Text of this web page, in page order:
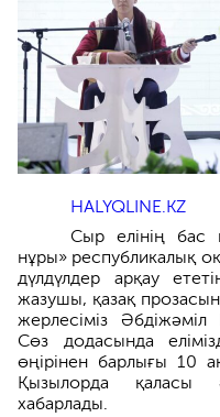
HALYQLINE.KZ
Сыр елінің бас
нұры» республикалық
дүлдүлдер арқау
жазушы, қазақ
жерлесіміз
Сөз додасында
өңірінен барлығы 10
Қызылорда қаласы
хабарлады.